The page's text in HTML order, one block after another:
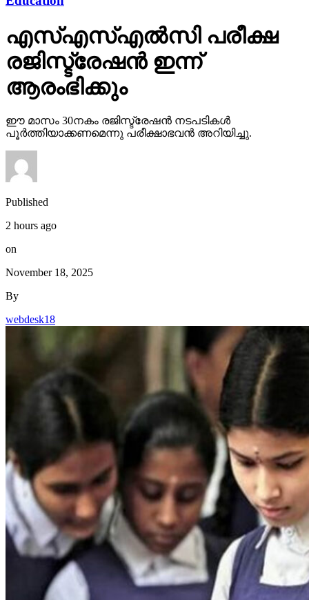
ഈ മാസം 30നകം രജിസ്ട്രേഷന്‍ നടപടികള്‍
പൂര്‍ത്തിയാക്കണമെന്നു പരീക്ഷാഭവന്‍ അറിയിച്ചു.
2 hours ago
on
November 18, 2025
By
webdesk18